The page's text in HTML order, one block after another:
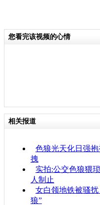
您看完该视频的心情
相关报道
色狼光天化日强
拽
实拍:公交色狼猥
人制止
女白领地铁被骚
狼”